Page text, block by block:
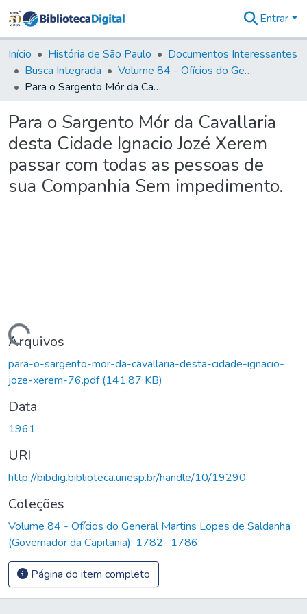
&
Coleções
Tudo na
Biblioteca
Estatísticas
Entrar
Início História de São Paulo
Documentos Interessantes
Busca Integrada
Volume 84 - Ofícios do General Martins Lopes de Saldanha (Governador da Capitania): 1782- 1786
Para o Sargento Mór da Cavallaria desta Cidade Ignacio Jozé Xerem passar com todas as pessoas de sua Companhia Sem impedimento.
Para o Sargento Mór da Cavallaria
desta Cidade Ignacio Jozé Xerem
passar com todas as pessoas de
sua Companhia Sem impedimento.
Carregando...
Arquivos
para-o-sargento-mor-da-cavallaria-desta-cidade-ignacio-
joze-xerem-76.pdf(141,87 KB)
Data
1961
URI
http://bibdig.biblioteca.unesp.br/handle/10/19290
Coleções
Volume 84 - Ofícios do General Martins Lopes de Saldanha
(Governador da Capitania): 1782- 1786
Página do item completo